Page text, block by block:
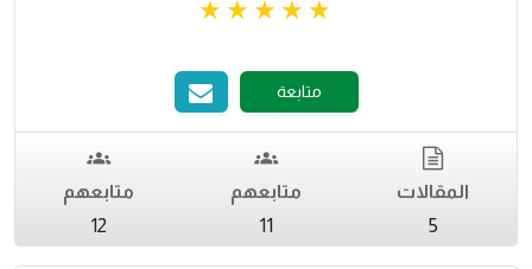
متابعة
المقالات
5
متابعهم
11
متابعهم
12